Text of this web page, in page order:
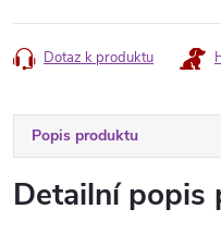
Dotaz k produktu
Popis produktu
Detailní popis